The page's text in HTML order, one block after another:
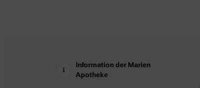
Information der Marien
Apotheke